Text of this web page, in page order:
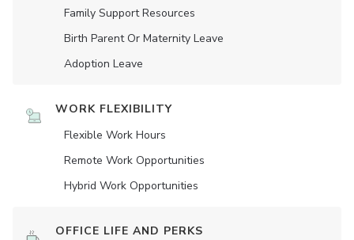
Family Support Resources
Birth Parent Or Maternity Leave
Adoption Leave
WORK FLEXIBILITY
Flexible Work Hours
Remote Work Opportunities
Hybrid Work Opportunities
OFFICE LIFE AND PERKS